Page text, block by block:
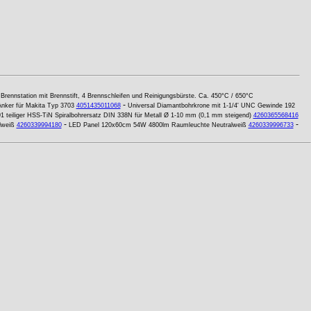
Brennstation mit Brennstift, 4 Brennschleifen und Reinigungsbürste. Ca. 450°C / 650°C
für Makita Typ 3703 4051435011068- Universal Diamantbohrkrone mit 1-1/4' UNC Gewinde 192
teiliger HSS-TiN Spiralbohrersatz DIN 338N für Metall Ø 1-10 mm (0,1 mm steigend) 4260365568416
4260339994180- LED Panel 120x60cm 54W 4800lm Raumleuchte Neutralweiß 4260339996733-